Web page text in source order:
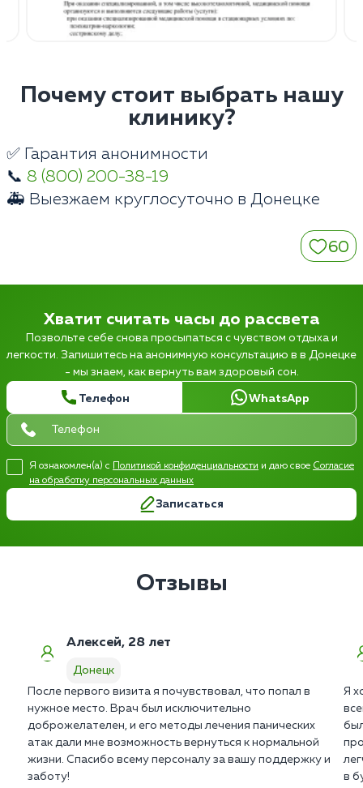
Почему стоит выбрать нашу
клинику?
✅ Гарантия анонимности
📞 8 (800) 200-38-19
🚑 Выезжаем круглосуточно в Донецке
60
Хватит считать часы до рассвета
Позвольте себе снова просыпаться с чувством отдыха и
легкости. Запишитесь на анонимную консультацию в в Донецке
- мы знаем, как вернуть вам здоровый сон.
Телефон WhatsApp
Я ознакомлен(а) с Политикой конфиденциальности и даю свое Согласие
на обработку персональных данных
Записаться
Отзывы
Алексей, 28 лет
Донецк
После первого визита я почувствовал, что попал в
нужное место. Врач был исключительно
доброжелателен, и его методы лечения панических
атак дали мне возможность вернуться к нормальной
жизни. Спасибо всему персоналу за вашу поддержку и
заботу!
Я
в